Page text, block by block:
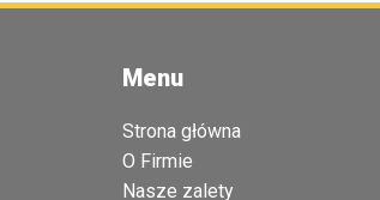
Menu
Strona główna
O Firmie
Nasze zalety